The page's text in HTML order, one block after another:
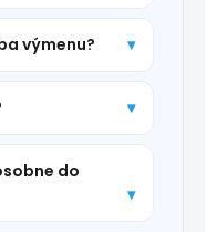
výmenu?
do